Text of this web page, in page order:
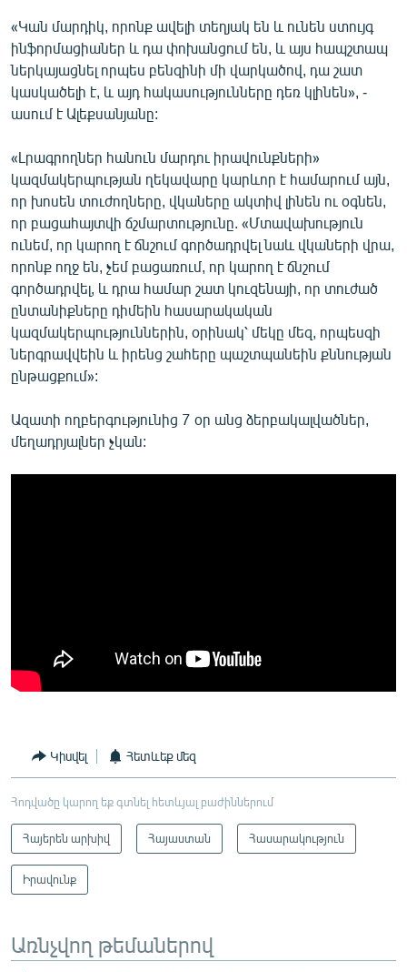
«Կան մարդիկ, որոնք ավելի տեղյակ են և ունեն ստույգ
ինֆորմացիաներ և դա փոխանցում են, և այս հապշտապ
ներկայացնել որպես բենզինի մի վարկածով, դա շատ
կասկածելի է, և այդ հակասությունները դեռ կլինեն», -
ասում է Ալեքսանյանը:
«Լրագրողներ հանուն մարդու իրավունքների»
կազմակերպության ղեկավարը կարևոր է համարում այն,
որ խոսեն տուժողները, վկաները ակտիվ լինեն ու օգնեն,
որ բացահայտվի ճշմարտությունը. «Մտավախություն
ունեմ, որ կարող է ճնշում գործադրվել նաև վկաների վրա,
որոնք ողջ են, չեմ բացառում, որ կարող է ճնշում
գործադրվել, և դրա համար շատ կուզենայի, որ տուժած
ընտանիքները դիմեին հասարակական
կազմակերպություններին, օրինակ՝ մեկը մեզ, որպեսզի
ներգրավվեին և իրենց շահերը պաշտպանեին քննության
ընթացքում»:
Ազատի ողբերգությունից 7 օր անց ձերբակալվածներ,
մեղադրյալներ չկան:
Կիսվել Հետևեք մեզ
Հոդվածը կարող եք գտնել հետևյալ բաժիններում
Հայերեն արխիվ Հայաստան Հասարակություն
Իրավունք
Առնչվող թեմաներով